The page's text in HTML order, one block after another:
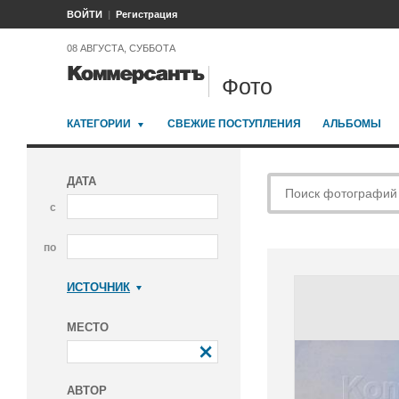
ВОЙТИ Регистрация
08 АВГУСТА, СУББОТА
Фото
КАТЕГОРИИ СВЕЖИЕ ПОСТУПЛЕНИЯ АЛЬБОМЫ
ДАТА
с
по
ИСТОЧНИК
МЕСТО
АВТОР